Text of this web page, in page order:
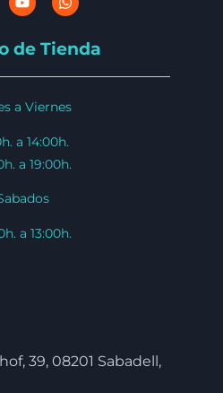
de Tienda
a Viernes
a 14:00h.
a 19:00h.
a 13:00h.
39, 08201 Sabadell,